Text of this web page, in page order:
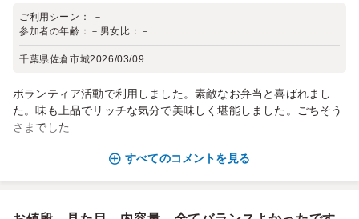
ご利用シーン：
－
参加者の年齢： － 男女比： －
千葉県佐倉市城2026/03/09
ボランティア活動で利用しました。素敵なお弁当と喜ばれまし
た。味も上品でリッチな気分で美味しく堪能しました。ごちそう
さまでした
すべてのコメントを見る